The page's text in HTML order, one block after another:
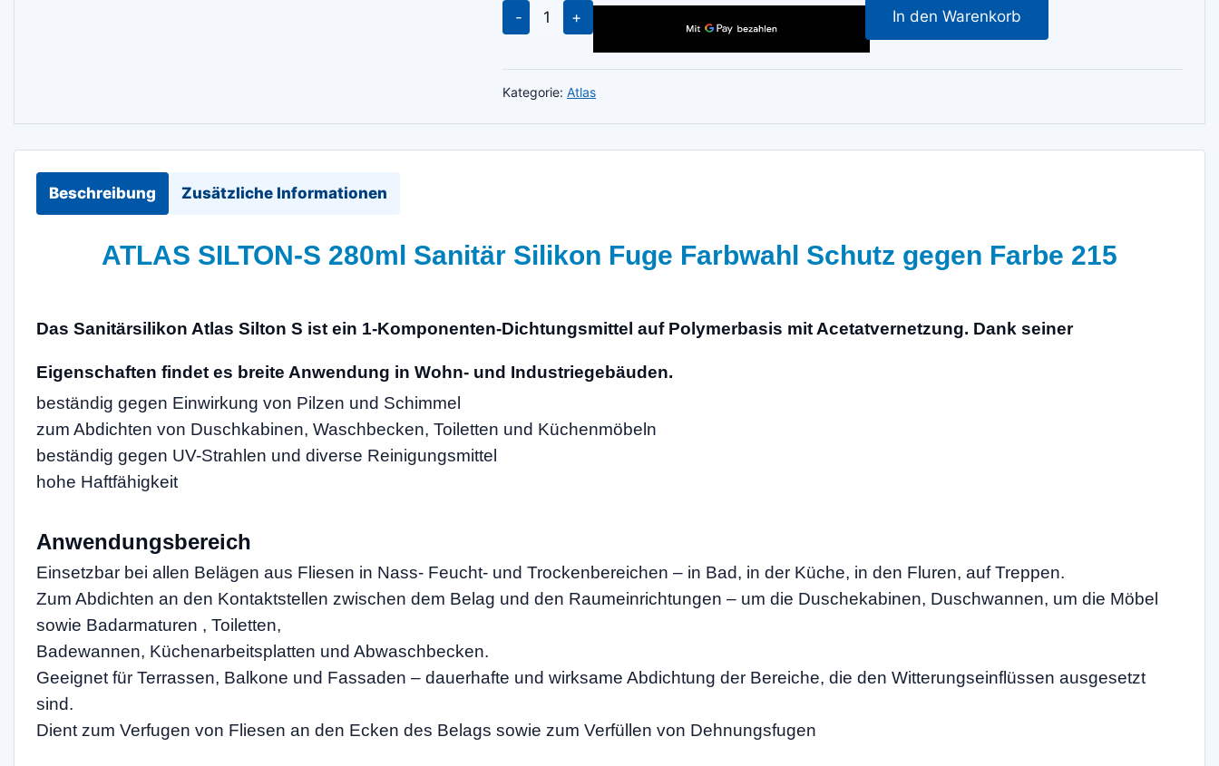
ATLAS
SILTON-
Sanitär
Schutz
In den Warenkorb
Kategorie: Atlas
Beschreibung Zusätzliche Informationen
ATLAS SILTON-S 280ml Sanitär Silikon Fuge Farbwahl Schutz gegen Farbe 215
Das Sanitärsilikon Atlas Silton S ist ein 1-Komponenten-Dichtungsmittel auf Polymerbasis mit Acetatvernetzung. Dank seiner
Eigenschaften findet es breite Anwendung in Wohn- und Industriegebäuden.
beständig gegen Einwirkung von Pilzen und Schimmel
zum Abdichten von Duschkabinen, Waschbecken, Toiletten und Küchenmöbeln
beständig gegen UV-Strahlen und diverse Reinigungsmittel
hohe Haftfähigkeit
Anwendungsbereich
Einsetzbar bei allen Belägen aus Fliesen in Nass- Feucht- und Trockenbereichen – in Bad, in der Küche, in den Fluren, auf Treppen.
Zum Abdichten an den Kontaktstellen zwischen dem Belag und den Raumeinrichtungen – um die Duschekabinen, Duschwannen, um die Möbel
sowie Badarmaturen , Toiletten,
Badewannen, Küchenarbeitsplatten und Abwaschbecken.
Geeignet für Terrassen, Balkone und Fassaden – dauerhafte und wirksame Abdichtung der Bereiche, die den Witterungseinflüssen ausgesetzt
sind.
Dient zum Verfugen von Fliesen an den Ecken des Belags sowie zum Verfüllen von Dehnungsfugen